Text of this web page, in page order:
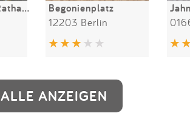
Spielplatz am Rathaus Begonienplatz
12203 Berlin
ALLE ANZEIGEN